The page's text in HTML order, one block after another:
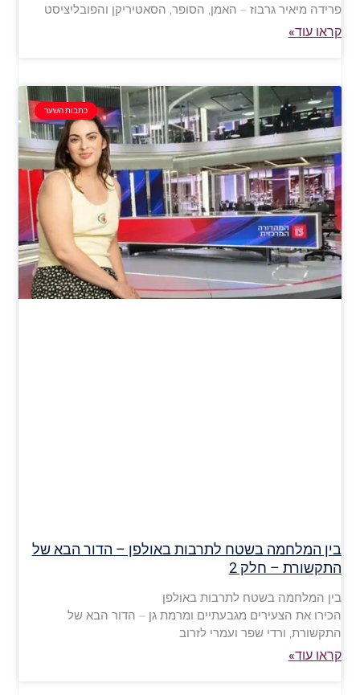
פרידה מיאיר גרבוז – האמן, הסופר, הסאטיריקן והפובליציסט
קראו עוד»
כתבות השער
בין המלחמה בשטח לתרבות באולפן – הדור הבא של
התקשורת – חלק 2
בין המלחמה בשטח לתרבות באולפן
הכירו את הצעירים מגבעתיים ומרמת גן – הדור הבא של
התקשורת, ורדי שפר ועמרי לזרוב
קראו עוד»